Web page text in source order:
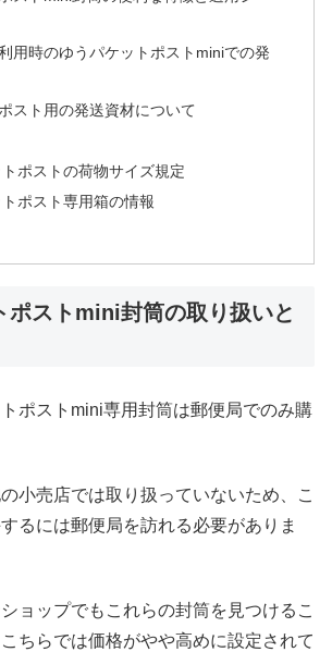
用時のゆうパケットポストminiでの発
スト用の発送資材について
ポストの荷物サイズ規定
ポスト専用箱の情報
ポストmini封筒の取り扱いと
ポストmini専用封筒は郵便局でのみ購
小売店では取り扱っていないため、こ
るには郵便局を訪れる必要がありま
ョップでもこれらの封筒を見つけるこ
ちらでは価格がやや高めに設定されて